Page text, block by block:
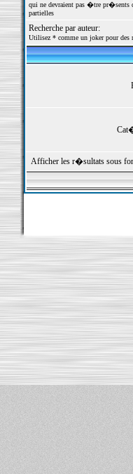
qui ne devraient pas �tre pr�sents
partielles
Recherche par auteur:
Utilisez * comme un joker pour des
Afficher les r�sultats sous